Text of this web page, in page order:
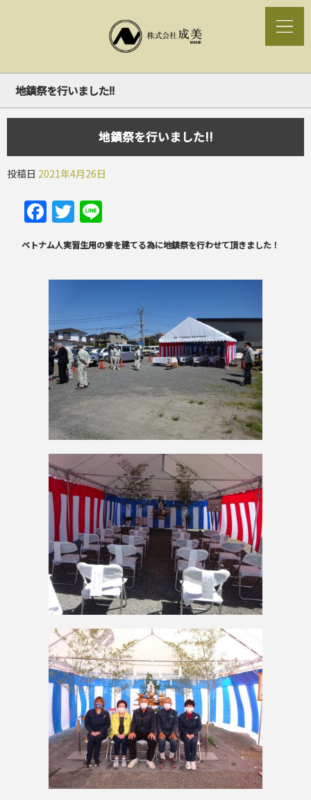
地鎮祭を行いました!!
地鎮祭を行いました!!
投稿日 2021年4月26日
Facebook
Twitter
ベトナム人実習生用の寮を建てる為に地鎮祭を行わせて頂きました！